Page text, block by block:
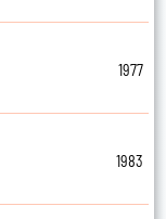
1977
1983